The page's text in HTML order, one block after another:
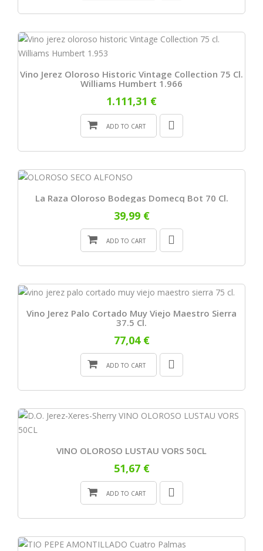
Vino Jerez Oloroso Historic Vintage Collection 75 Cl.
Williams Humbert 1.966
1.111,31 €
ADD TO CART
La Raza Oloroso Bodegas Domecq Bot 70 Cl.
39,99 €
ADD TO CART
Vino Jerez Palo Cortado Muy Viejo Maestro Sierra
37.5 Cl.
77,04 €
ADD TO CART
VINO OLOROSO LUSTAU VORS 50CL
51,67 €
ADD TO CART